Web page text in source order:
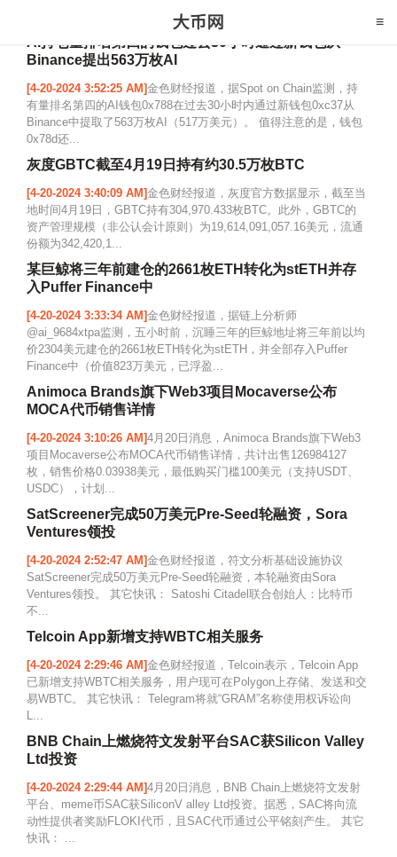
AI持仓量排名第四的钱包过去30小时通过新钱包从
Binance提出563万枚AI
[4-20-2024 3:52:25 AM]金色财经报道，据Spot on Chain监测，持
有量排名第四的AI钱包0x788在过去30小时内通过新钱包0xc37从
Binance中提取了563万枚AI（517万美元）。 值得注意的是，钱包
0x78d还...
灰度GBTC截至4月19日持有约30.5万枚BTC
[4-20-2024 3:40:09 AM]金色财经报道，灰度官方数据显示，截至当
地时间4月19日，GBTC持有304,970.433枚BTC。此外，GBTC的
资产管理规模（非公认会计原则）为19,614,091,057.16美元，流通
份额为342,420,1...
某巨鲸将三年前建仓的2661枚ETH转化为stETH并存
入Puffer Finance中
[4-20-2024 3:33:34 AM]金色财经报道，据链上分析师
@ai_9684xtpa监测，五小时前，沉睡三年的巨鲸地址将三年前以均
价2304美元建仓的2661枚ETH转化为stETH，并全部存入Puffer
Finance中（价值823万美元，已浮盈...
Animoca Brands旗下Web3项目Mocaverse公布
MOCA代币销售详情
[4-20-2024 3:10:26 AM]4月20日消息，Animoca Brands旗下Web3
项目Mocaverse公布MOCA代币销售详情，共计出售126984127
枚，销售价格0.03938美元，最低购买门槛100美元（支持USDT、
USDC），计划...
SatScreener完成50万美元Pre-Seed轮融资，Sora
Ventures领投
[4-20-2024 2:52:47 AM]金色财经报道，符文分析基础设施协议
SatScreener完成50万美元Pre-Seed轮融资，本轮融资由Sora
Ventures领投。 其它快讯： Satoshi Citadel联合创始人：比特币
不...
Telcoin App新增支持WBTC相关服务
[4-20-2024 2:29:46 AM]金色财经报道，Telcoin表示，Telcoin App
已新增支持WBTC相关服务，用户现可在Polygon上存储、发送和交
易WBTC。 其它快讯： Telegram将就“GRAM”名称使用权诉讼向
L...
BNB Chain上燃烧符文发射平台SAC获Silicon Valley
Ltd投资
[4-20-2024 2:29:44 AM]4月20日消息，BNB Chain上燃烧符文发射
平台、meme币SAC获SiliconV alley Ltd投资。据悉，SAC将向流
动性提供者奖励FLOKI代币，且SAC代币通过公平铭刻产生。 其它
快讯： ...